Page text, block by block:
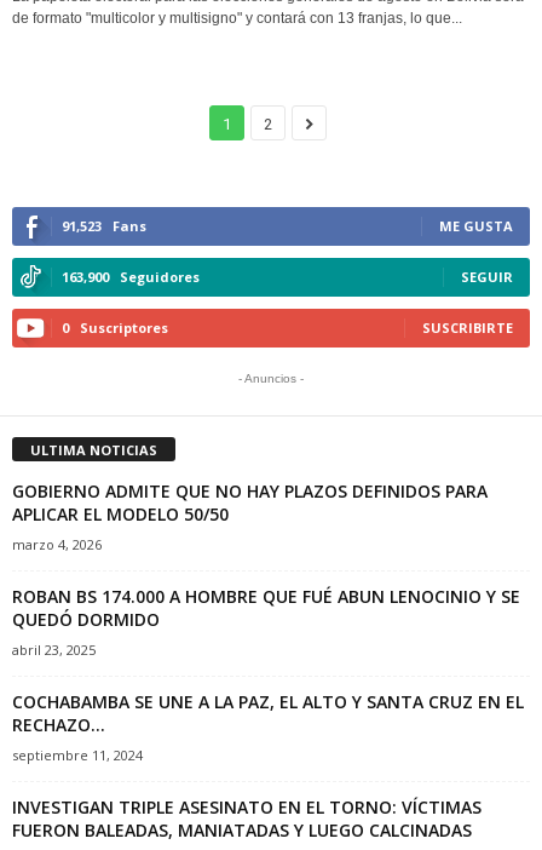
de formato "multicolor y multisigno" y contará con 13 franjas, lo que...
1 2
91,523 Fans ME GUSTA
163,900 Seguidores SEGUIR
0 Suscriptores SUSCRIBIRTE
- Anuncios -
ULTIMA NOTICIAS
GOBIERNO ADMITE QUE NO HAY PLAZOS DEFINIDOS PARA
APLICAR EL MODELO 50/50
marzo 4, 2026
ROBAN BS 174.000 A HOMBRE QUE FUÉ ABUN LENOCINIO Y SE
QUEDÓ DORMIDO
abril 23, 2025
COCHABAMBA SE UNE A LA PAZ, EL ALTO Y SANTA CRUZ EN EL
RECHAZO...
septiembre 11, 2024
INVESTIGAN TRIPLE ASESINATO EN EL TORNO: VÍCTIMAS
FUERON BALEADAS, MANIATADAS Y LUEGO CALCINADAS